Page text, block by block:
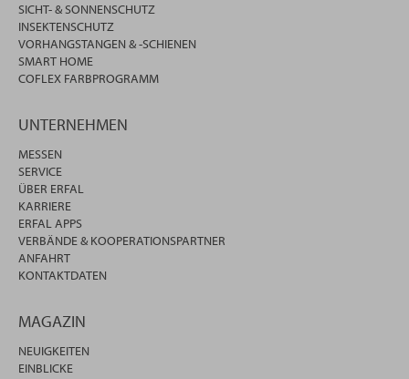
SICHT- & SONNENSCHUTZ
INSEKTENSCHUTZ
VORHANGSTANGEN & -SCHIENEN
SMART HOME
COFLEX FARBPROGRAMM
UNTERNEHMEN
MESSEN
SERVICE
ÜBER ERFAL
KARRIERE
ERFAL APPS
VERBÄNDE & KOOPERATIONSPARTNER
ANFAHRT
KONTAKTDATEN
MAGAZIN
NEUIGKEITEN
EINBLICKE